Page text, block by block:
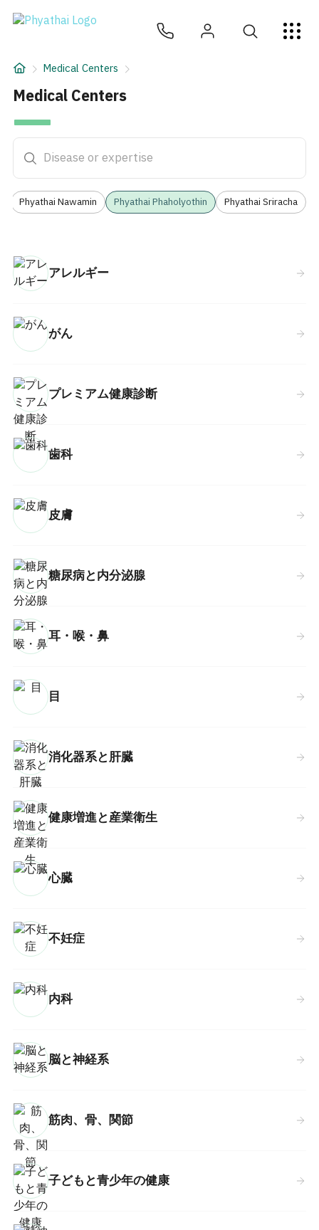
JA ไทย English
について
Hospital Locations
Medical Centers
Medical Centers
Medical Centers
Phyathai Nawamin Phyathai Phaholyothin Phyathai Sriracha
アレルギー
がん
プレミアム健康診断
歯科
皮膚
糖尿病と内分泌腺
耳・喉・鼻
目
消化器系と肝臓
健康増進と産業衛生
心臓
不妊症
内科
脳と神経系
筋肉、骨、関節
子どもと青少年の健康